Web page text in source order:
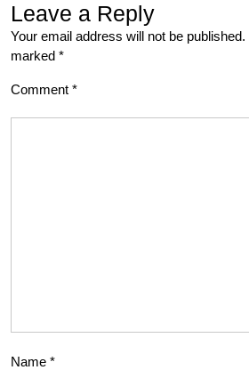
Leave a Reply
Your email address will not be published.
marked *
Comment *
Name *